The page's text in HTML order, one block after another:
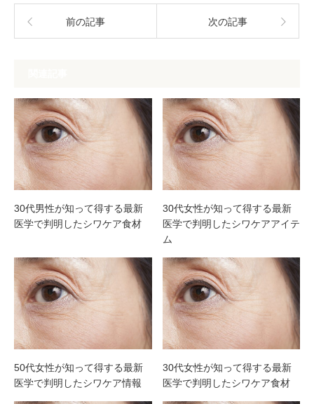
前の記事 次の記事
30代男性が知って得する最新
医学で判明したシワケア食材
30代女性が知って得する最新
医学で判明したシワケアアイテ
ム
50代女性が知って得する最新
医学で判明したシワケア情報
30代女性が知って得する最新
医学で判明したシワケア食材